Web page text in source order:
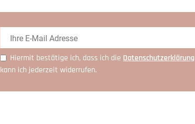
Hiermit bestätige ich, dass ich die Daten­schutz­erklärung
kann ich jederzeit widerrufen.